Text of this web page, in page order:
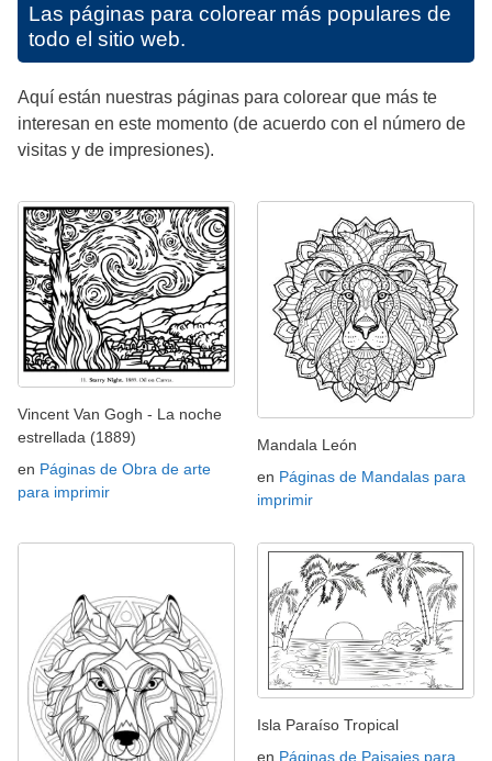
Las páginas para colorear más populares de
todo el sitio web.
Aquí están nuestras páginas para colorear que más te
interesan en este momento (de acuerdo con el número de
visitas y de impresiones).
Vincent Van Gogh - La noche
estrellada (1889)
en Páginas de Obra de arte
para imprimir
Mandala León
en Páginas de Mandalas para
imprimir
Isla Paraíso Tropical
en Páginas de Paisajes para